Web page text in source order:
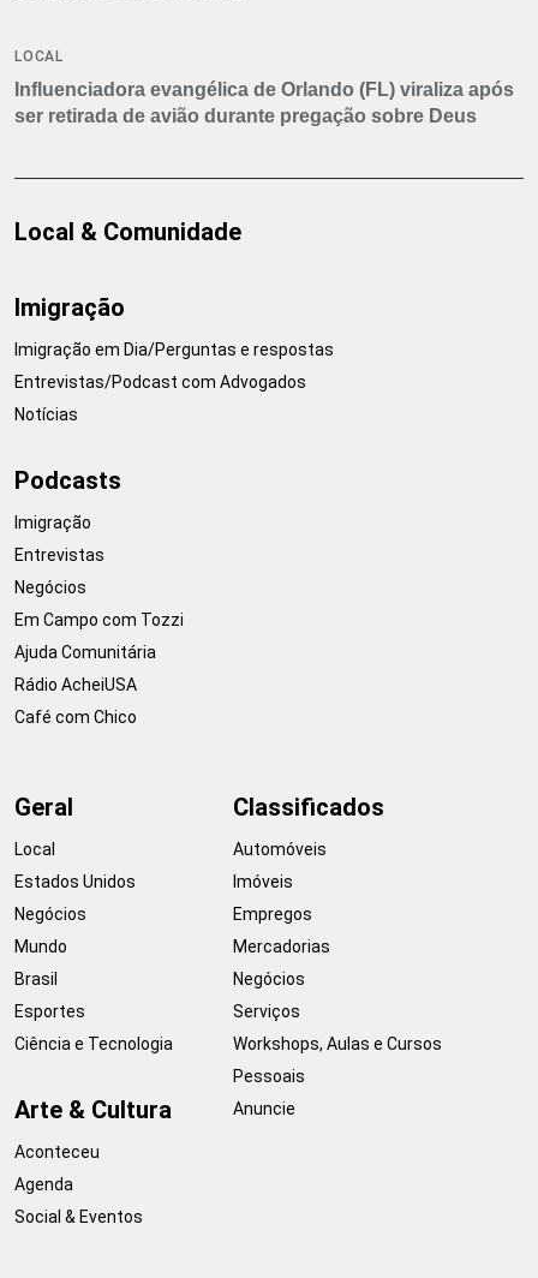
LOCAL
Influenciadora evangélica de Orlando (FL) viraliza após
ser retirada de avião durante pregação sobre Deus
Local & Comunidade
Imigração
Imigração em Dia/Perguntas e respostas
Entrevistas/Podcast com Advogados
Notícias
Podcasts
Imigração
Entrevistas
Negócios
Em Campo com Tozzi
Ajuda Comunitária
Rádio AcheiUSA
Café com Chico
Geral
Local
Estados Unidos
Negócios
Mundo
Brasil
Esportes
Ciência e Tecnologia
Arte & Cultura
Aconteceu
Agenda
Social & Eventos
Classificados
Automóveis
Imóveis
Empregos
Mercadorias
Negócios
Serviços
Workshops, Aulas e Cursos
Pessoais
Anuncie